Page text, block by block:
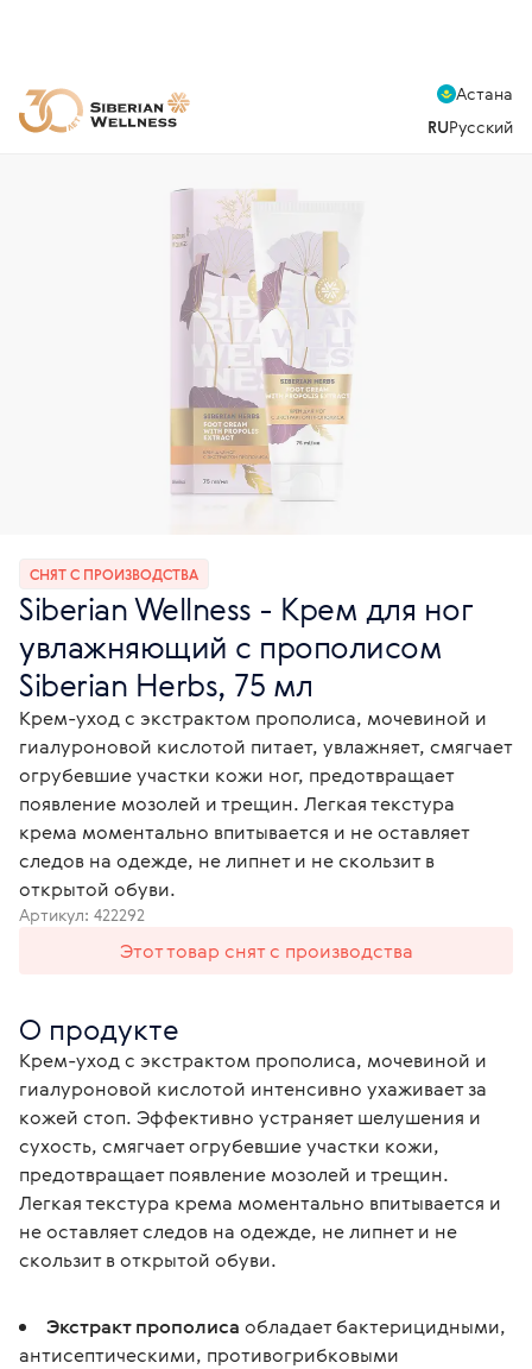
Астана
RUРусский
СНЯТ С ПРОИЗВОДСТВА
Siberian Wellness - Крем для ног
увлажняющий с прополисом
Siberian Herbs, 75 мл
Крем-уход с экстрактом прополиса, мочевиной и
гиалуроновой кислотой питает, увлажняет, смягчает
огрубевшие участки кожи ног, предотвращает
появление мозолей и трещин. Легкая текстура
крема моментально впитывается и не оставляет
следов на одежде, не липнет и не скользит в
открытой обуви.
Артикул: 422292
Этот товар снят с производства
О продукте
Крем-уход с экстрактом прополиса, мочевиной и
гиалуроновой кислотой интенсивно ухаживает за
кожей стоп. Эффективно устраняет шелушения и
сухость, смягчает огрубевшие участки кожи,
предотвращает появление мозолей и трещин.
Легкая текстура крема моментально впитывается и
не оставляет следов на одежде, не липнет и не
скользит в открытой обуви.
Экстракт прополиса обладает бактерицидными,
антисептическими, противогрибковыми